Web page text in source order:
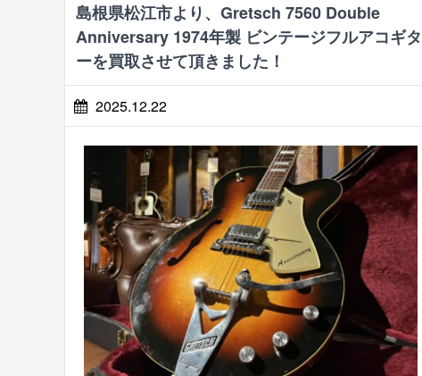
島根県松江市より、Gretsch 7560 Double
Anniversary 1974年製 ビンテージフルアコギタ
ーを買取させて頂きました！
2025.12.22